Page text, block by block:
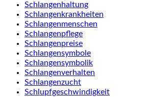
Schlangenhaltung
Schlangenkrankheiten
Schlangenmenschen
Schlangenpflege
Schlangenpreise
Schlangensymbole
Schlangensymbolik
Schlangenverhalten
Schlangenzucht
Schlupfgeschwindigkeit